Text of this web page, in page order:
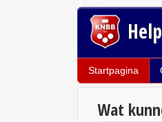
Startpagina
Wat